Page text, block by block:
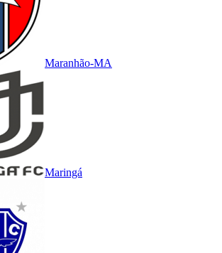
Maranhão-MA
Maringá